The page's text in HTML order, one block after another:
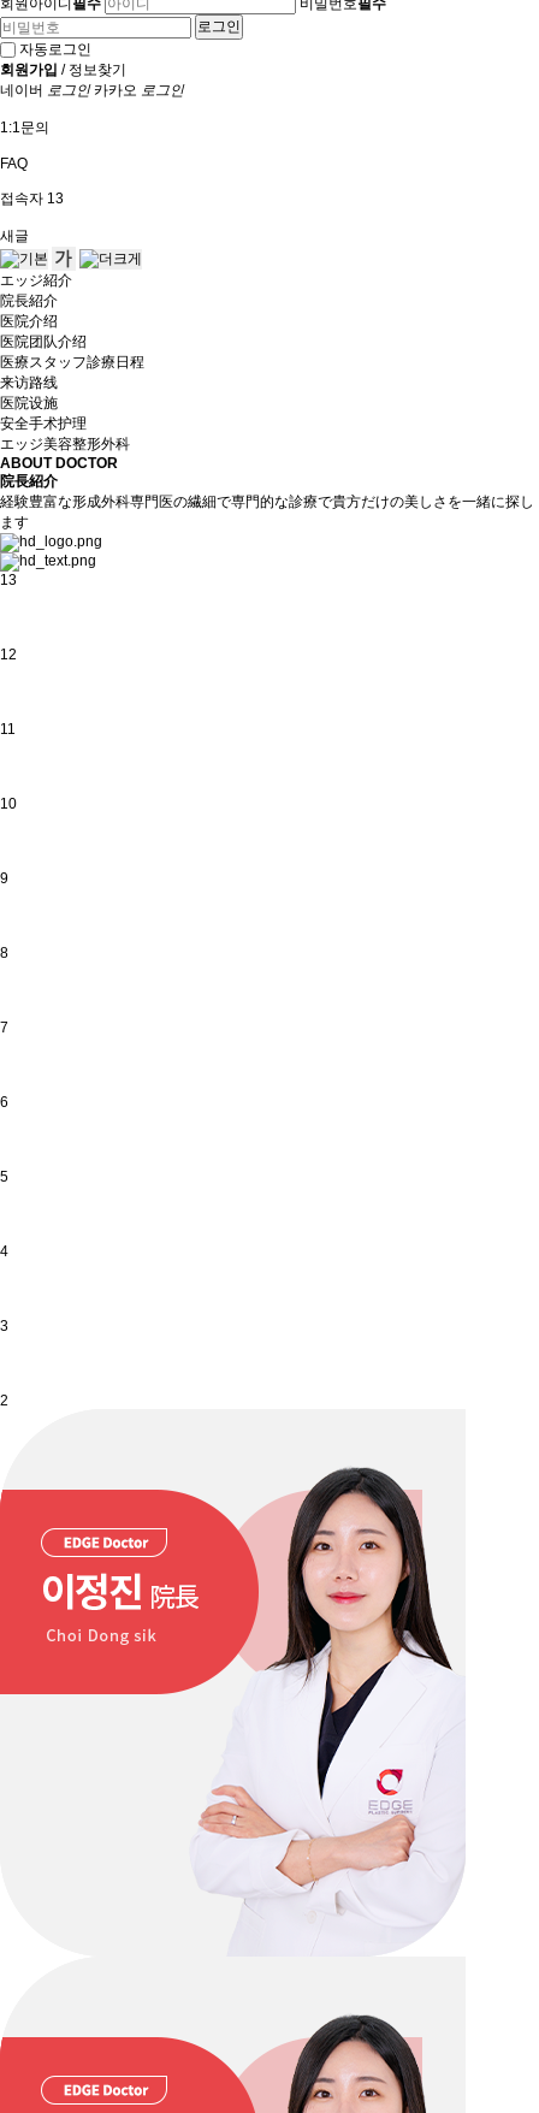
회원아이디 필수 비밀번호필수
자동로그인
회원가입 / 정보찾기
네이버 로그인 카카오 로그인
1:1문의
FAQ
접속자 13
새글
エッジ紹介
院長紹介
医院介绍
医院团队介绍
医療スタッフ診療日程
来访路线
医院设施
安全手术护理
エッジ美容整形外科
ABOUT DOCTOR
院長紹介
経験豊富な形成外科専門医の繊細で専門的な診療で貴方だけの美しさを一緒に探し
ます
13
12
11
10
9
8
7
6
5
4
3
2